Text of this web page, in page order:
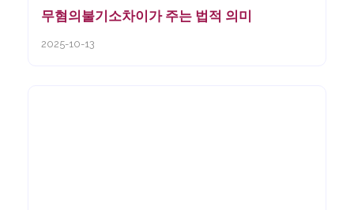
무혐의불기소차이가 주는 법적 의미
2025-10-13